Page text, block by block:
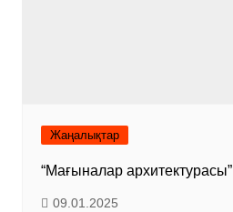
Жаңалықтар
“Мағыналар архитектурасы”
09.01.2025